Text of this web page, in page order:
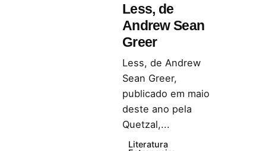
Less, de
Andrew Sean
Greer
Less, de Andrew
Sean Greer,
publicado em maio
deste ano pela
Quetzal,...
Literatura